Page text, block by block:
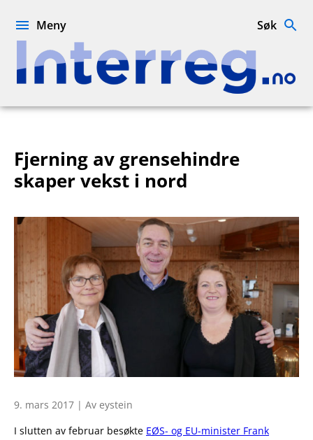
Interreg.no
Meny Søk
Fjerning av grensehindre
skaper vekst i nord
9. mars 2017 | Av eystein
I slutten av februar besøkte EØS- og EU-minister Frank